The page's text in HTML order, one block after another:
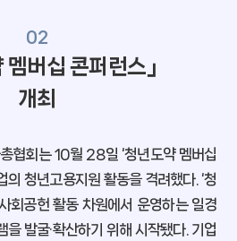
02
멤버십콘퍼런스」
개최
협회는 10월 28일 ‘청년도약 멤버십
의 청년고용지원 활동을 격려했다. ‘청
회공헌 활동 차원에서 운영하는 일경
을 발굴·확산하기 위해 시작됐다. 기업